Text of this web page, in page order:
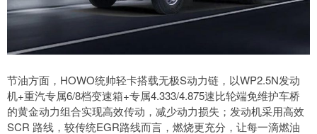
节油方面，HOWO统帅轻卡搭载无极S动力链，以WP2.5N发动
机+重汽专属6/8档变速箱+专属4.333/4.875速比轮端免维护车桥
的黄金动力组合实现高效传动，减少动力损失；发动机采用高效
SCR 路线，较传统EGR路线而言，燃烧更充分，让每一滴燃油